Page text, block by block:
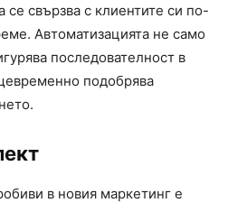
се свързва с клиентите си по-
Автоматизацията не само
последователност в
подобрява
в новия маркетинг е